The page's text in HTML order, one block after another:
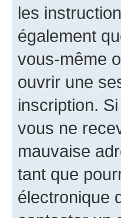
les
également
vous-même
ouvrir une
inscription.
vous ne
mauvaise
tant que
électronique